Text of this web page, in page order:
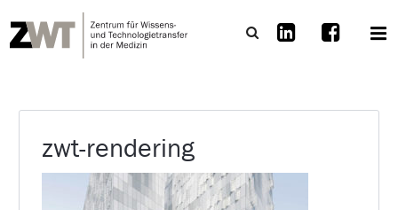
zwt-rendering